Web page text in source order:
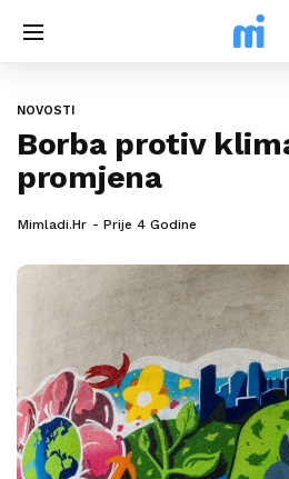
NOVOSTI
Borba protiv
promjena
Mimladi.hr Prije 4 Godine